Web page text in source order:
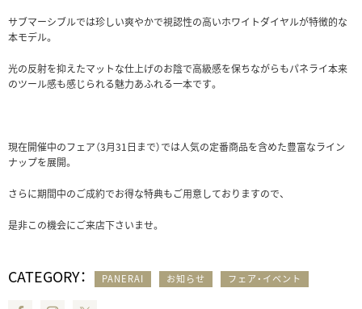
サブマーシブルでは珍しい爽やかで視認性の高いホワイトダイヤルが特徴的な
本モデル。
光の反射を抑えたマットな仕上げのお陰で高級感を保ちながらもパネライ本来
のツール感も感じられる魅力あふれる一本です。
現在開催中のフェア（3月31日まで）では人気の定番商品を含めた豊富なライン
ナップを展開。
さらに期間中のご成約でお得な特典もご用意しておりますので、
是非この機会にご来店下さいませ。
CATEGORY： PANERAI お知らせ フェア・イベント